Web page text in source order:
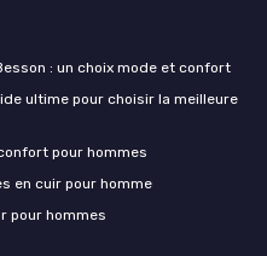
: un choix mode et confort
ultime pour choisir la meilleure
pour hommes
en cuir pour homme
pour hommes